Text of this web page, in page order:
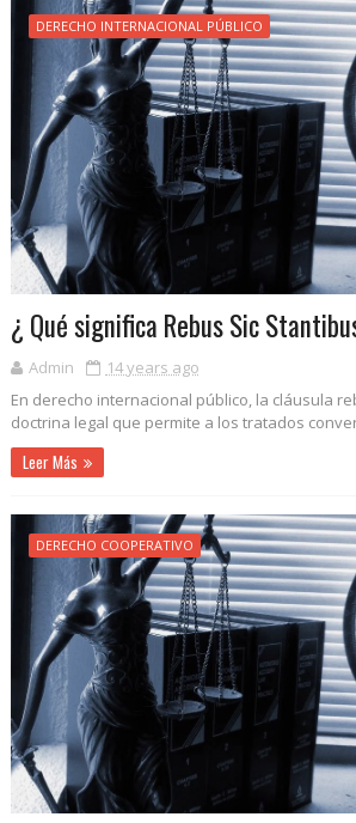
DERECHO INTERNACIONAL PÚBLICO
¿ Qué significa Rebus Sic
Admin
14 years ago
En derecho internacional público, la cláusula
doctrina legal que permite a los tratados
Leer Más
DERECHO COOPERATIVO